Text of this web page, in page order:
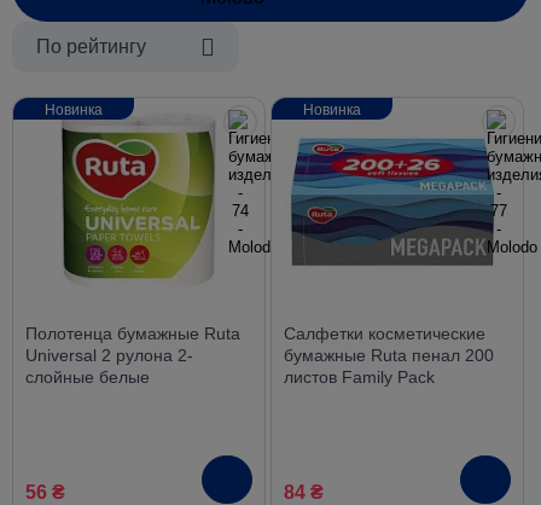
По рейтингу
Полотенца бумажные Ruta
Universal 2 рулона 2-
слойные белые
56 ₴
Новинка
Салфетки косметические
бумажные Ruta пенал 200
листов Family Рack
84 ₴
Новинка